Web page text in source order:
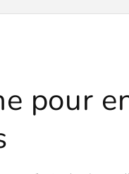
pour